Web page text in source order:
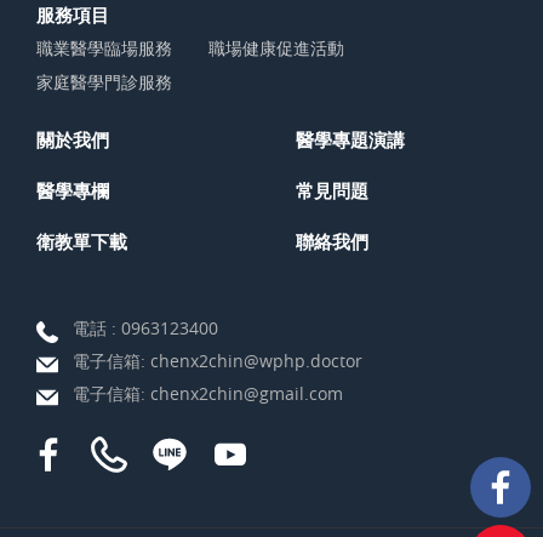
服務項目
職業醫學臨場服務
職場健康促進活動
家庭醫學門診服務
關於我們 醫學專題演講
醫學專欄 常見問題
衛教單下載 聯絡我們
電話 : 0963123400
電子信箱: chenx2chin@wphp.doctor
電子信箱: chenx2chin@gmail.com